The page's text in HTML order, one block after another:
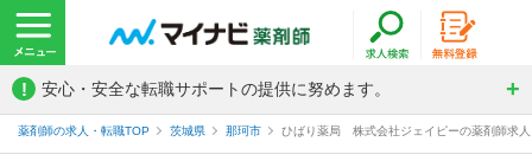
! 安心・安全な転職サポートの提供に努めます。
薬剤師の求人・転職TOP 茨城県 那珂市 ひばり薬局 株式会社ジェイピーの薬剤師求人